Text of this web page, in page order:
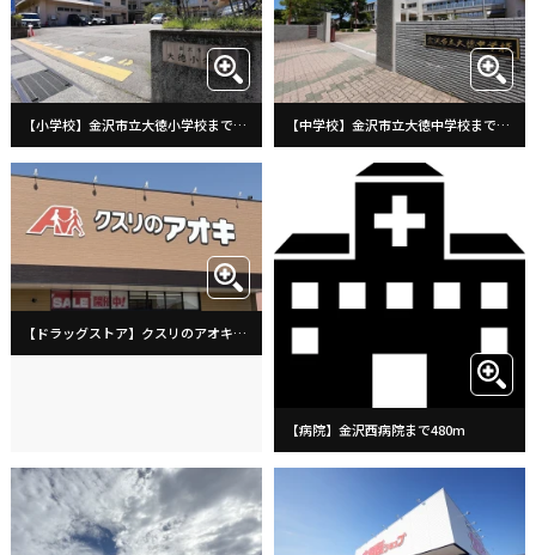
【小学校】金沢市立大徳小学校まで1360m 【中学校】金沢市立大徳中学校まで1440m
【ドラッグストア】クスリのアオキ藤江南店まで480m
【病院】金沢西病院まで480m